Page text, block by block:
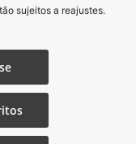
sujeitos a reajustes.